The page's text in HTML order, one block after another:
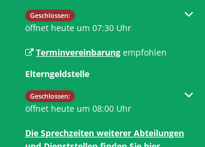
Klicken, um weitere Öffnungs- oder
Geschlossen:
öffnet heute um 07:30 Uhr
Terminvereinbarungempfohlen
Elterngeldstelle
Klicken, um weitere Öffnungs- oder
Geschlossen:
öffnet heute um 08:00 Uhr
Die Sprechzeiten weiterer Abteilungen